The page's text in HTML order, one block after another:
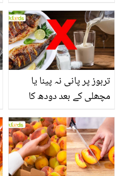
انگیز طبی فوائد
تربوز پر پانی نہ پینا یا
مچھلی کے بعد دودھ کا
سے متعلق غلط فہمیوں کی
حقیقت کیا ہے اور افواہ
کیا؟